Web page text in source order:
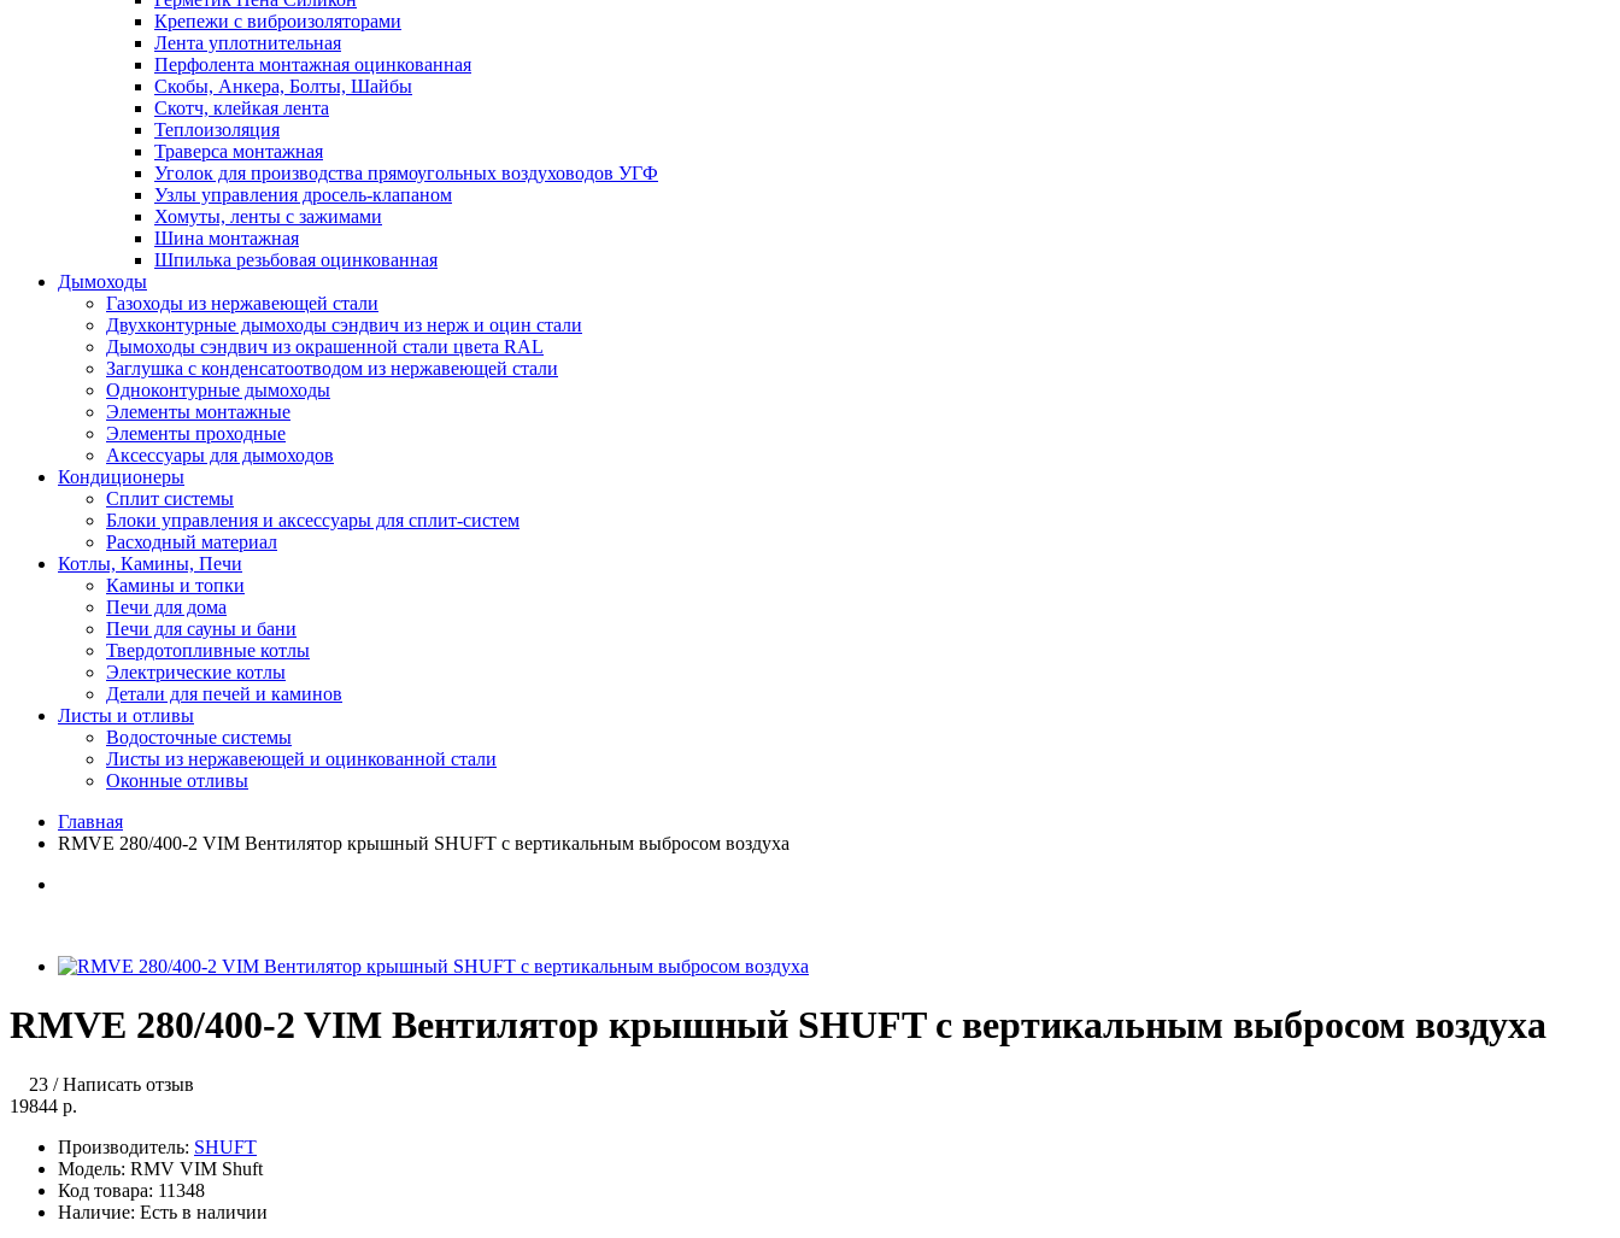
Крепежи с виброизоляторами
Лента уплотнительная
Перфолента монтажная оцинкованная
Скобы, Анкера, Болты, Шайбы
Скотч, клейкая лента
Теплоизоляция
Траверса монтажная
Уголок для производства прямоугольных воздуховодов УГФ
Узлы управления дросель-клапаном
Хомуты, ленты с зажимами
Шина монтажная
Шпилька резьбовая оцинкованная
Дымоходы
Газоходы из нержавеющей стали
Двухконтурные дымоходы сэндвич из нерж и оцин стали
Дымоходы сэндвич из окрашенной стали цвета RAL
Заглушка с конденсатоотводом из нержавеющей стали
Одноконтурные дымоходы
Элементы монтажные
Элементы проходные
Аксессуары для дымоходов
Кондиционеры
Сплит системы
Блоки управления и аксессуары для сплит-систем
Расходный материал
Котлы, Камины, Печи
Камины и топки
Печи для дома
Печи для сауны и бани
Твердотопливные котлы
Электрические котлы
Детали для печей и каминов
Листы и отливы
Водосточные системы
Листы из нержавеющей и оцинкованной стали
Оконные отливы
Главная
RMVE 280/400-2 VIM Вентилятор крышный SHUFT с вертикальным выбросом воздуха
RMVE 280/400-2 VIM Вентилятор крышный SHUFT с вертикальным выбросом воздуха
23 /Написать отзыв
19844 р.
Производитель: SHUFT
Модель: RMV VIM Shuft
Код товара: 11348
Наличие: Есть в наличии